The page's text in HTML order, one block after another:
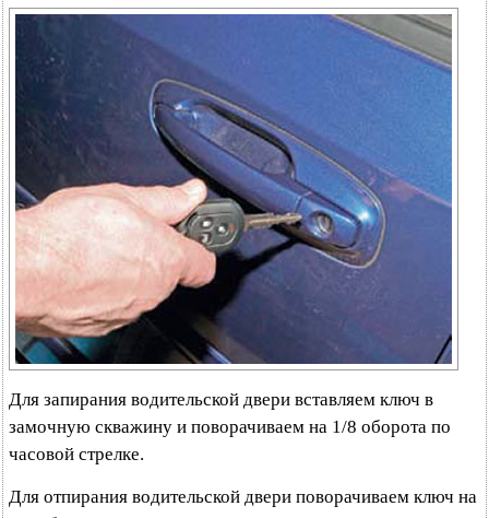
Для запирания водительской двери вставляем ключ в
замочную скважину и поворачиваем на 1/8 оборота по
часовой стрелке.
Для отпирания водительской двери поворачиваем ключ на